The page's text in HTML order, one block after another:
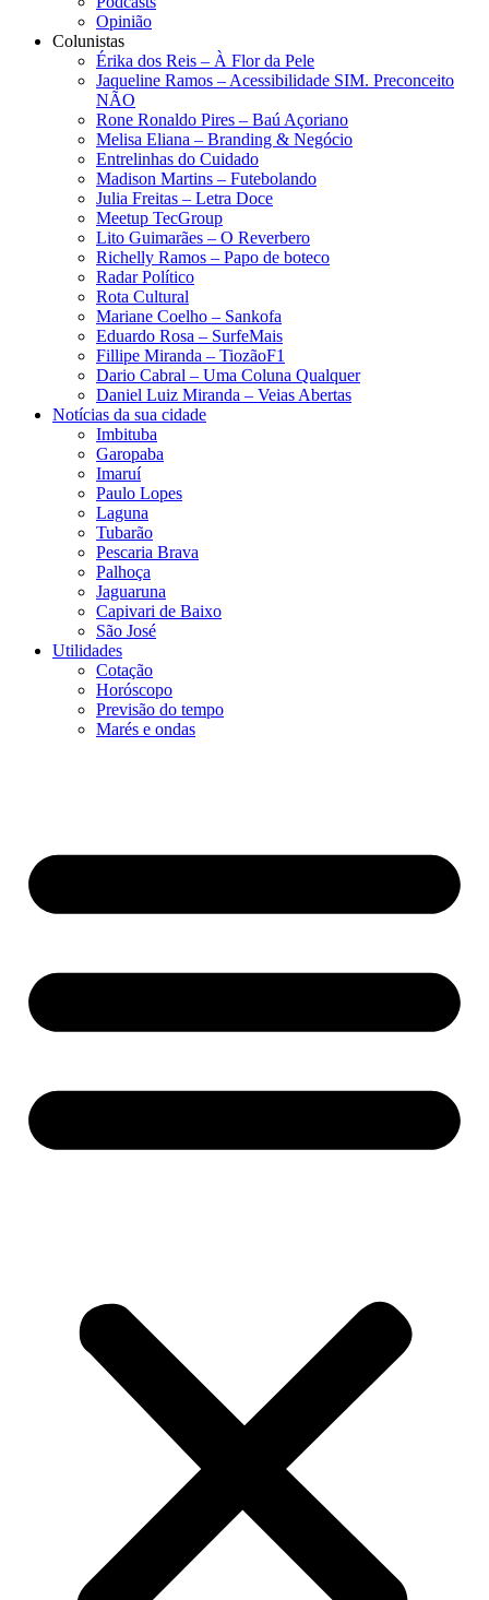
Opinião
Colunistas
Érika dos Reis​ – À Flor da Pele
Jaqueline Ramos – Acessibilidade SIM. Preconceito
NÃO
Rone Ronaldo Pires – Baú Açoriano
Melisa Eliana – Branding & Negócio
Entrelinhas do Cuidado
Madison Martins – Futebolando
Julia Freitas​ – Letra Doce
Meetup TecGroup
Lito Guimarães – O Reverbero
Richelly Ramos​ – Papo de boteco
Radar Político
Rota Cultural
Mariane Coelho – Sankofa
Eduardo Rosa​ – SurfeMais
Fillipe Miranda – TiozãoF1
Dario Cabral – Uma Coluna Qualquer
Daniel Luiz Miranda – Veias Abertas
Notícias da sua cidade
Imbituba
Garopaba
Imaruí
Paulo Lopes
Laguna
Tubarão
Pescaria Brava
Palhoça
Jaguaruna
Capivari de Baixo
São José
Utilidades
Cotação
Horóscopo
Previsão do tempo
Marés e ondas